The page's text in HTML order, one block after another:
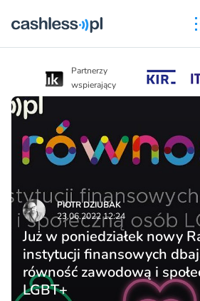
Partnerzy
wspierający
PIOTR DZIUBAK
23.06.2022 12:24
Już w poniedziałek nowy
instytucji finansowych
równość zawodową i
LGBT+